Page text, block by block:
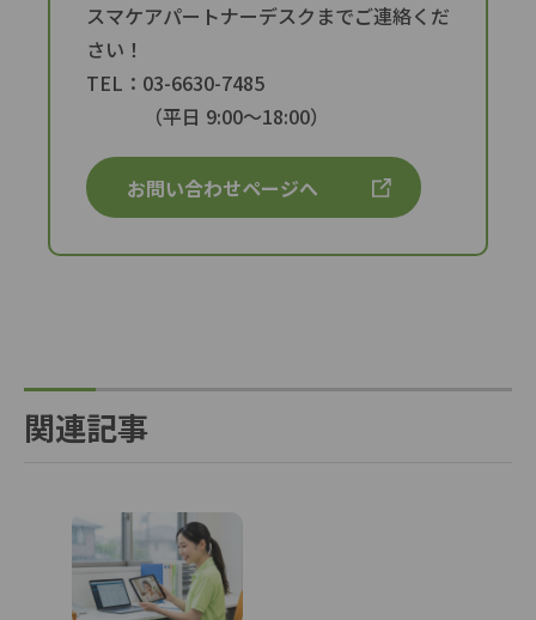
スマケアパートナーデスクまでご連絡くだ
さい！
TEL：03-6630-7485
（平日 9:00〜18:00）
お問い合わせページへ
関連記事